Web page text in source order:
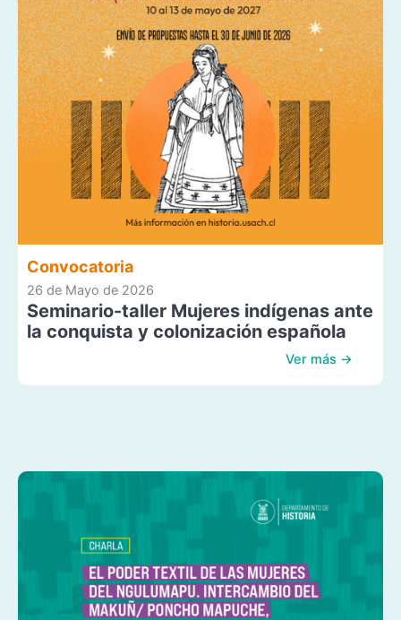
Convocatoria
26 de Mayo de 2026
Seminario-taller Mujeres indígenas ante
la conquista y colonización española
Ver más →